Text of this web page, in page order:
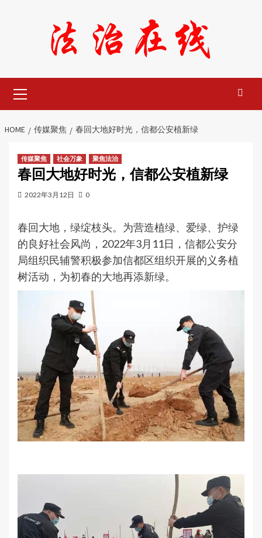
Menu
HOME 传媒聚焦 春回大地好时光，信都公安植新绿
传媒聚焦 社会万象 聚焦法治
春回大地好时光，信都公安植新绿
2022年3月12日 0
春回大地，绿绽枝头。为营造植绿、爱绿、护绿
的良好社会风尚，2022年3月11日，信都公安分
局组织民辅警积极参加信都区组织开展的义务植
树活动，为初春的大地再添新绿。